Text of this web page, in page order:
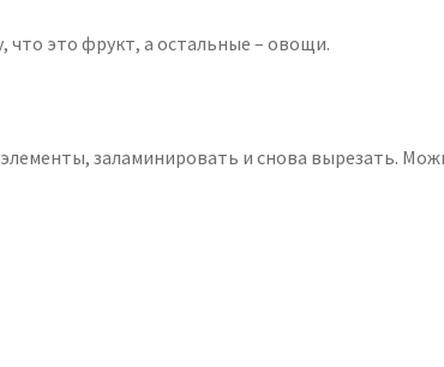
это фрукт, а остальные – овощи.
заламинировать и снова вырезать.